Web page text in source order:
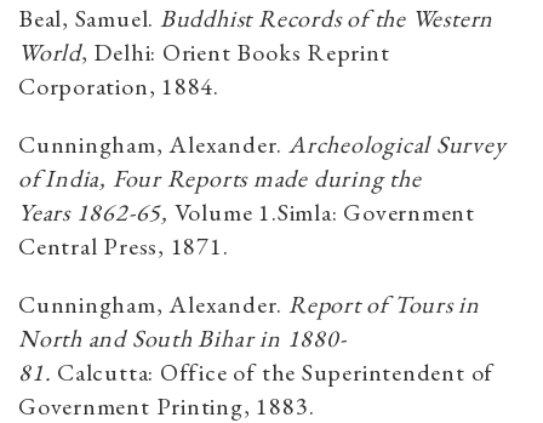
Beal, Samuel. Buddhist Records of the Western
World, Delhi: Orient Books Reprint
Corporation, 1884.
Cunningham, Alexander. Archeological Survey
of India, Four Reports made during the
Years 1862-65, Volume 1.Simla: Government
Central Press, 1871.
Cunningham, Alexander. Report of Tours in
North and South Bihar in 1880-
81. Calcutta: Office of the Superintendent of
Government Printing, 1883.